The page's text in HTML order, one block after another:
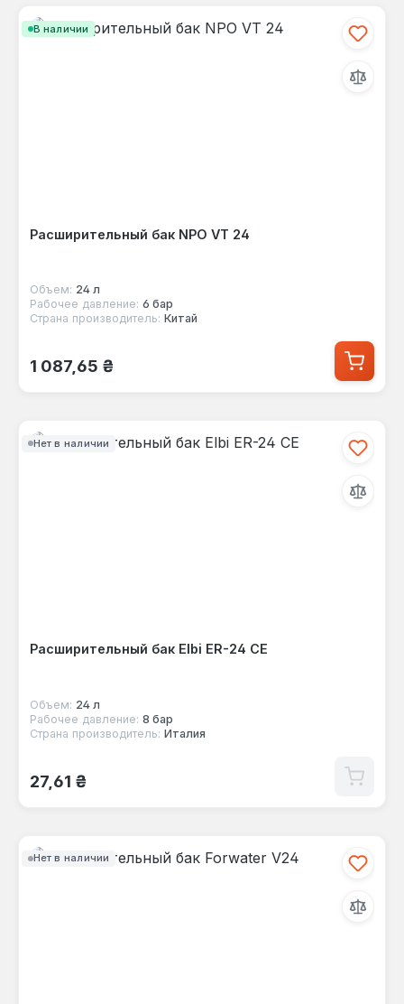
В наличии
Расширительный бак NPO VT 24
Объем: 24 л
Рабочее давление: 6 бар
Страна производитель: Китай
Обычная цена:
1 087,65 ₴
Нет в наличии
Расширительный бак Elbi ER-24 CE
Объем: 24 л
Рабочее давление: 8 бар
Страна производитель: Италия
Обычная цена:
27,61 ₴
Нет в наличии